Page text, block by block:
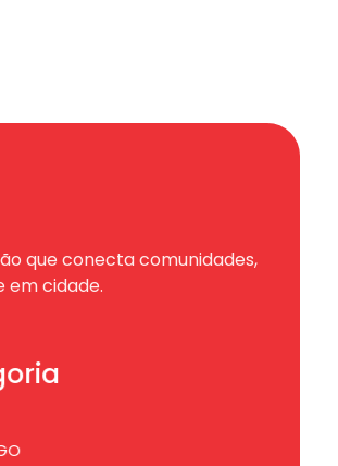
que conecta comunidades,
em cidade.